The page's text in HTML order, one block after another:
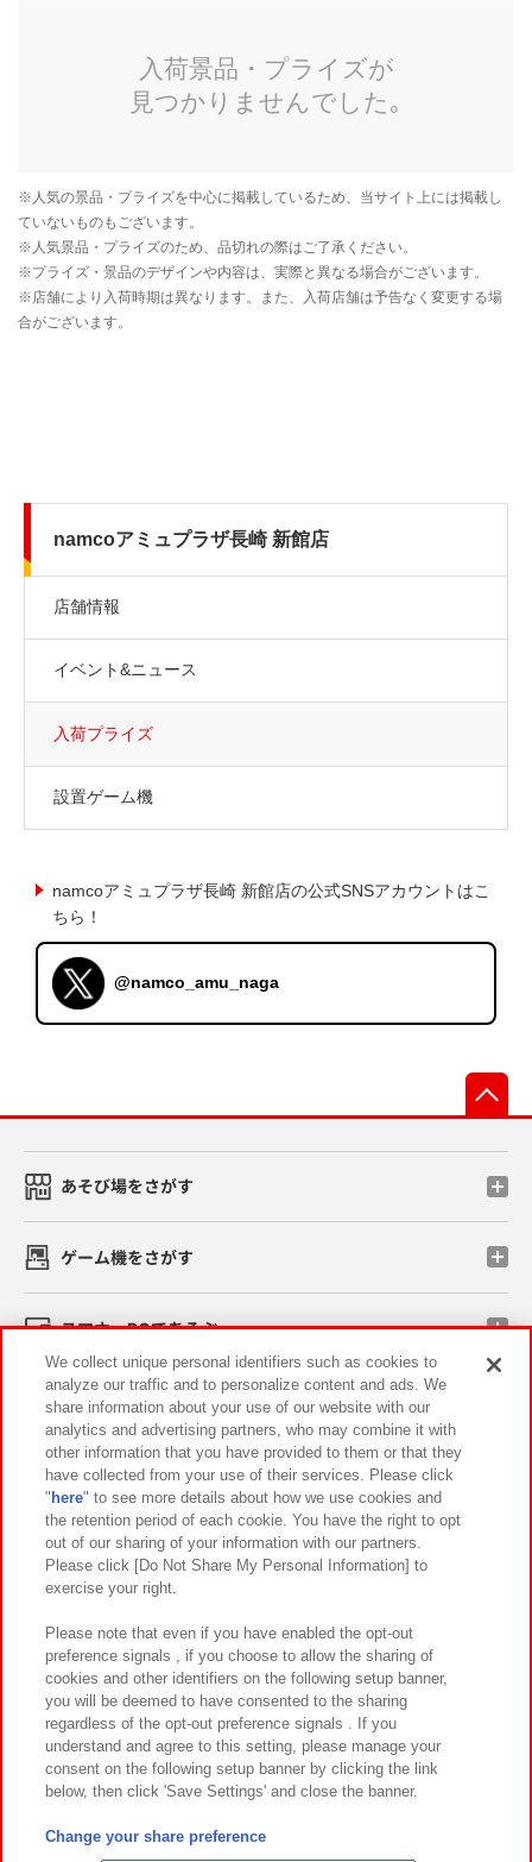
namcoアミュプラザ長崎 新館店
店舗情報
イベント&ニュース
入荷プライズ
設置ゲーム機
namcoアミュプラザ長崎 新館店の公式SNSアカウントはこ
ちら！
@namco_amu_naga
あそび場をさがす
ゲーム機をさがす
スマホ・PCであそぶ
イベント・キャンペーン
関連会社 サステナビリティ サイトポリシー
プライバシーポリシー ウェブアクセシビリティ方針と検証結果
お取引先さまとともに
カスタマーハラスメント対応方針 よくあるご質問・お問い合わせ
©Bandai Namco Amusement Inc.
©Bandai Namco Amusement Lab Inc.
We collect unique personal identifiers such as cookies to
analyze our traffic and to personalize content and ads. We
share information about your use of our website with our
analytics and advertising partners, who may combine it with
other information that you have provided to them or that they
have collected from your use of their services. Please click
" here" to see more details about how we use cookies and
the retention period of each cookie. You have the right to opt
out of our sharing of your information with our partners.
Please click [Do Not Share My Personal Information] to
exercise your right.
Please note that even if you have enabled the opt-out
preference signals , if you choose to allow the sharing of
cookies and other identifiers on the following setup banner,
you will be deemed to have consented to the sharing
regardless of the opt-out preference signals . If you
understand and agree to this setting, please manage your
consent on the following setup banner by clicking the link
below, then click 'Save Settings' and close the banner.
Change your share preference